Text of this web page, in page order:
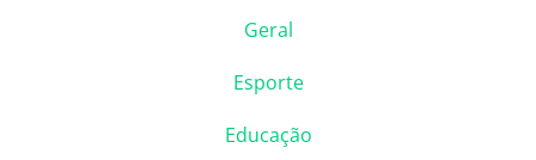
Geral
Esporte
Educação